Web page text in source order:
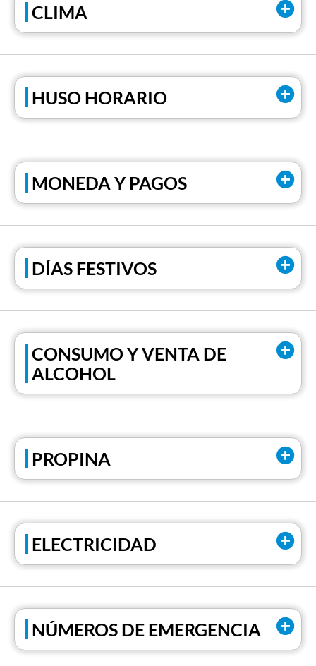
CLIMA
HUSO HORARIO
MONEDA Y PAGOS
DÍAS FESTIVOS
CONSUMO Y VENTA DE
ALCOHOL
PROPINA
ELECTRICIDAD
NÚMEROS DE EMERGENCIA